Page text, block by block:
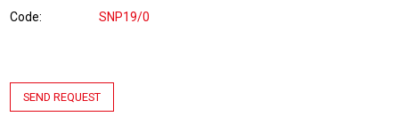
Code SNP19/0
SEND REQUEST